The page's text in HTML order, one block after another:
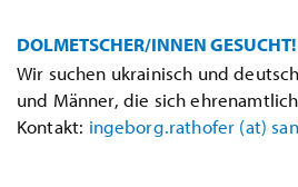
DOLMETSCHER/INNEN GESUCHT!
Wir suchen ukrainisch und
und Männer, die sich
Kontakt: ingeborg.rathofer (at)